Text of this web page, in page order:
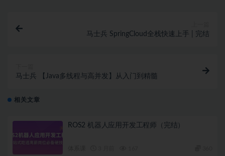
马士兵 SpringCloud全栈快速上手 | 完结
马士兵 【Java多线程与高并发】从入门到精髓
相关文章
ROS2 机器人应用开发工程师（完结）